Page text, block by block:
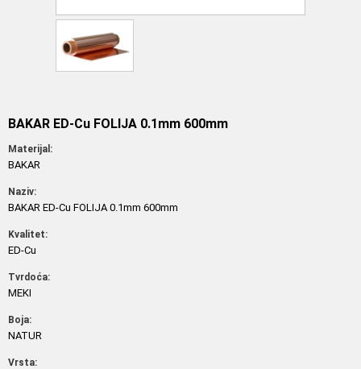
BAKAR ED-Cu FOLIJA 0.1mm 600mm
Materijal:
BAKAR
Naziv:
BAKAR ED-Cu FOLIJA 0.1mm 600mm
Kvalitet:
ED-Cu
Tvrdoća:
MEKI
Boja:
NATUR
Vrsta: